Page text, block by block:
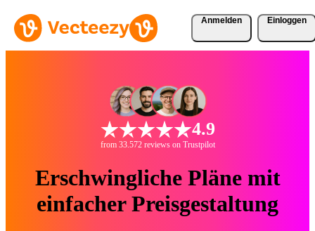
Anmelden Einloggen
4.9
from 33.572 reviews on Trustpilot
Erschwingliche Pläne mit
einfacher Preisgestaltung